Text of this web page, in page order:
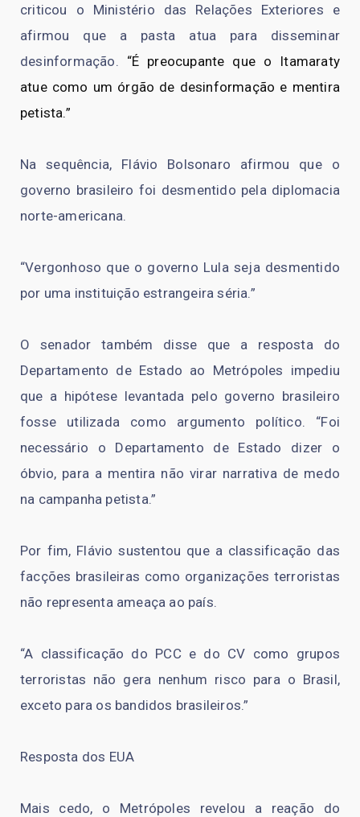
criticou o Ministério das Relações Exteriores e
afirmou que a pasta atua para disseminar
desinformação. “É preocupante que o Itamaraty
atue como um órgão de desinformação e mentira
petista.”
Na sequência, Flávio Bolsonaro afirmou que o
governo brasileiro foi desmentido pela diplomacia
norte-americana.
“Vergonhoso que o governo Lula seja desmentido
por uma instituição estrangeira séria.”
O senador também disse que a resposta do
Departamento de Estado ao Metrópoles impediu
que a hipótese levantada pelo governo brasileiro
fosse utilizada como argumento político. “Foi
necessário o Departamento de Estado dizer o
óbvio, para a mentira não virar narrativa de medo
na campanha petista.”
Por fim, Flávio sustentou que a classificação das
facções brasileiras como organizações terroristas
não representa ameaça ao país.
“A classificação do PCC e do CV como grupos
terroristas não gera nenhum risco para o Brasil,
exceto para os bandidos brasileiros.”
Resposta dos EUA
Mais cedo, o Metrópoles revelou a reação do